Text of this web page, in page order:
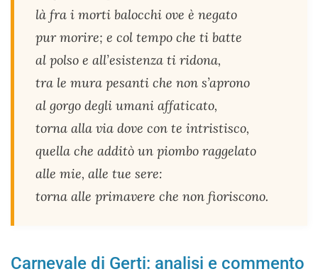
là fra i morti balocchi ove è negato
pur morire; e col tempo che ti batte
al polso e all’esistenza ti ridona,
tra le mura pesanti che non s’aprono
al gorgo degli umani affaticato,
torna alla via dove con te intristisco,
quella che additò un piombo raggelato
alle mie, alle tue sere:
torna alle primavere che non fioriscono.
Carnevale di Gerti: analisi e commento